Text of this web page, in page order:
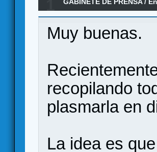
GABINETE DE PRENSA/
JUEGOS DE MESA
Muy buenas.
recopilando
plasmarla en
La idea es